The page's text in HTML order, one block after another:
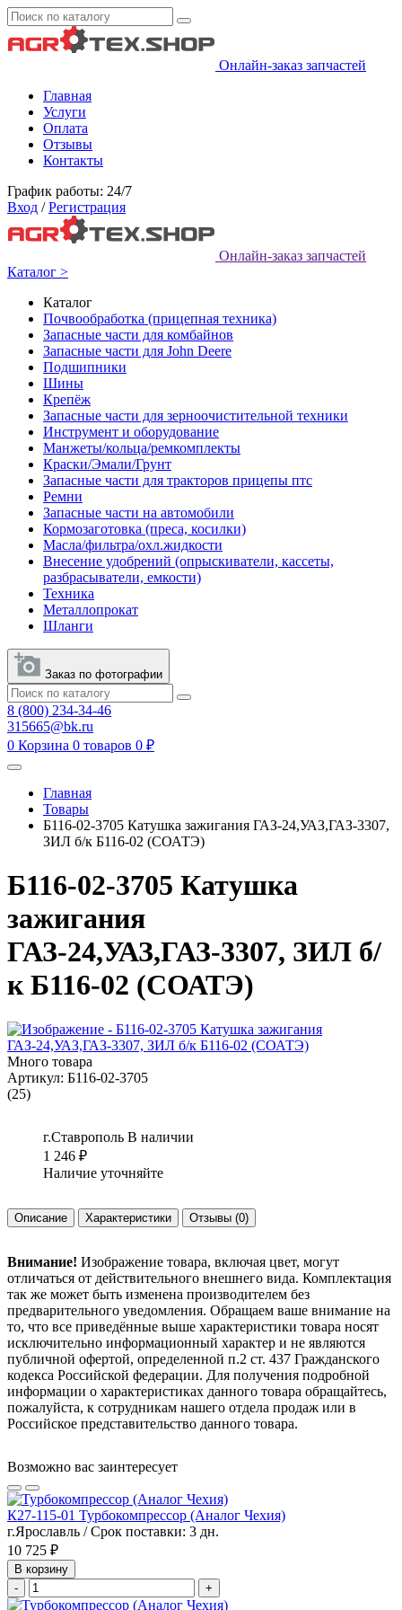
Онлайн-заказ запчастей
Главная
Услуги
Оплата
Отзывы
Контакты
График работы: 24/7
Вход / Регистрация
Онлайн-заказ запчастей
Каталог >
Каталог
Почвообработка (прицепная техника)
Запасные части для комбайнов
Запасные части для John Deere
Подшипники
Шины
Крепёж
Запасные части для зерноочистительной техники
Инструмент и оборудование
Манжеты/кольца/ремкомплекты
Краски/Эмали/Грунт
Запасные части для тракторов прицепы птс
Ремни
Запасные части на автомобили
Кормозаготовка (преса, косилки)
Масла/фильтра/охл.жидкости
Внесение удобрений (опрыскиватели, кассеты,
разбрасыватели, емкости)
Техника
Металлопрокат
Шланги
Заказ по фотографии
8 (800) 234-34-46
315665@bk.ru
0 Корзина 0 товаров 0 ₽
Главная
Товары
Б116-02-3705 Катушка зажигания ГАЗ-24,УАЗ,ГАЗ-3307,
ЗИЛ б/к Б116-02 (СОАТЭ)
Б116-02-3705 Катушка
зажигания
ГАЗ-24,УАЗ,ГАЗ-3307, ЗИЛ б/
к Б116-02 (СОАТЭ)
Много товара
Артикул: Б116-02-3705
(25)
г.Ставрополь В наличии
1 246 ₽
Наличие уточняйте
Описание Характеристики Отзывы (0)
Внимание! Изображение товара, включая цвет, могут
отличаться от действительного внешнего вида. Комплектация
так же может быть изменена производителем без
предварительного уведомления. Обращаем ваше внимание на
то, что все приведённые выше характеристики товара носят
исключительно информационный характер и не являются
публичной офертой, определенной п.2 ст. 437 Гражданского
кодекса Российской федерации. Для получения подробной
информации о характеристиках данного товара обращайтесь,
пожалуйста, к сотрудникам нашего отдела продаж или в
Российское представительство данного товара.
Возможно вас заинтересует
К27-115-01 Турбокомпрессор (Аналог Чехия)
г.Ярославль / Срок поставки: 3 дн.
10 725 ₽
В корзину
-
+